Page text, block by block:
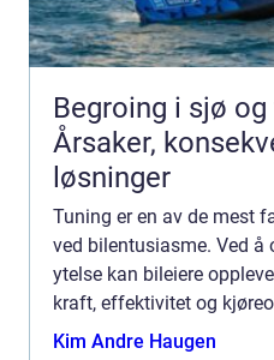
Begroing i sjø
Årsaker,
løsninger
Tuning er en av de mest
ved bilentusiasme. Ved
ytelse kan bileiere
kraft, effektivitet og
å ø...
Kim Andre Haugen